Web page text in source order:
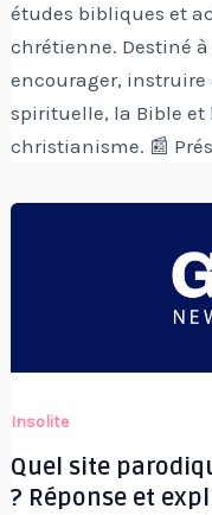
études bibliques et
chrétienne. Destiné
encourager, instruire
spirituelle, la Bible
christianisme. 📰
Insolite
Quel site
? Réponse et